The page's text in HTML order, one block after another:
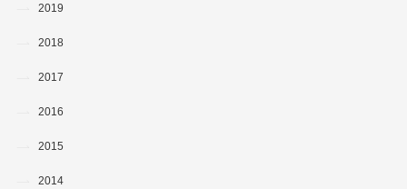
2019
2018
2017
2016
2015
2014